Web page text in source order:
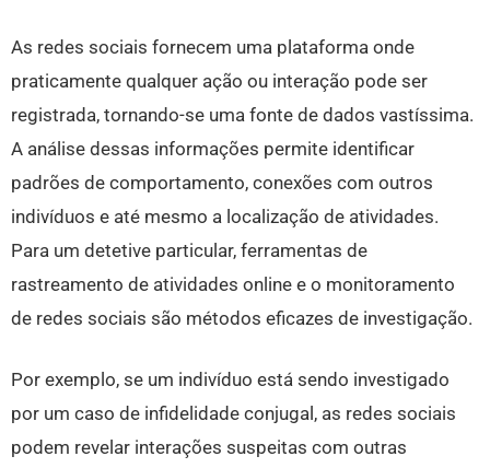
As redes sociais fornecem uma plataforma onde
praticamente qualquer ação ou interação pode ser
registrada, tornando-se uma fonte de dados vastíssima.
A análise dessas informações permite identificar
padrões de comportamento, conexões com outros
indivíduos e até mesmo a localização de atividades.
Para um detetive particular, ferramentas de
rastreamento de atividades online e o monitoramento
de redes sociais são métodos eficazes de investigação.
Por exemplo, se um indivíduo está sendo investigado
por um caso de infidelidade conjugal, as redes sociais
podem revelar interações suspeitas com outras